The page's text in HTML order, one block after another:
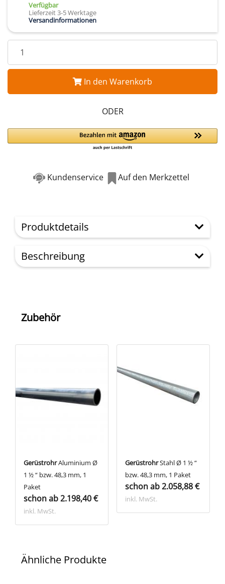
Verfügbar
Lieferzeit 3-5 Werktage
Versandinformationen
In den Warenkorb
ODER
Kundenservice Auf den Merkzettel
Produktdetails
Beschreibung
Zubehör
GerüstrohrAluminium Ø
1 ½ “ bzw. 48,3 mm, 1
Paket
schon ab 2.198,40 €
inkl. MwSt.
GerüstrohrStahl Ø 1 ½ “
bzw. 48,3 mm, 1 Paket
schon ab 2.058,88 €
inkl. MwSt.
Ähnliche Produkte